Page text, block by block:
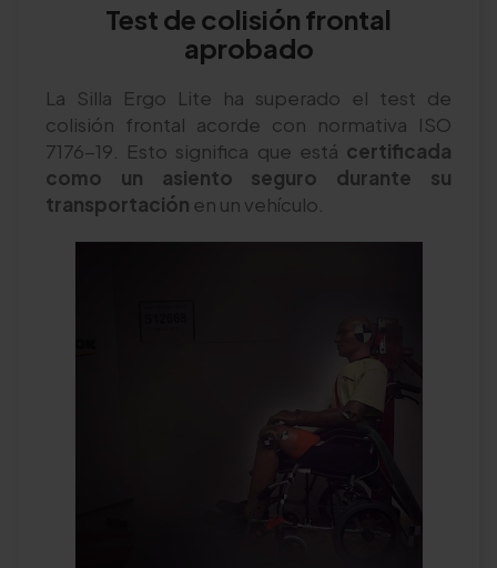
Test de colisión frontal
aprobado
La Silla Ergo Lite ha superado el test de
colisión frontal acorde con normativa ISO
7176-19. Esto significa que está certificada
como un asiento seguro durante su
transportación en un vehículo.